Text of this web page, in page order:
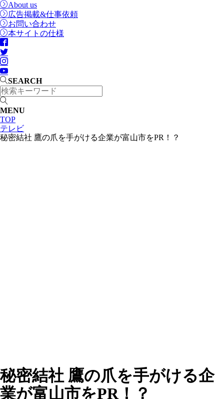
About us
広告掲載&仕事依頼
お問い合わせ
本サイトの仕様
SEARCH
MENU
TOP
テレビ
秘密結社 鷹の爪を手がける企業が富山市をPR！？
秘密結社 鷹の爪を手がける企
業が富山市をPR！？